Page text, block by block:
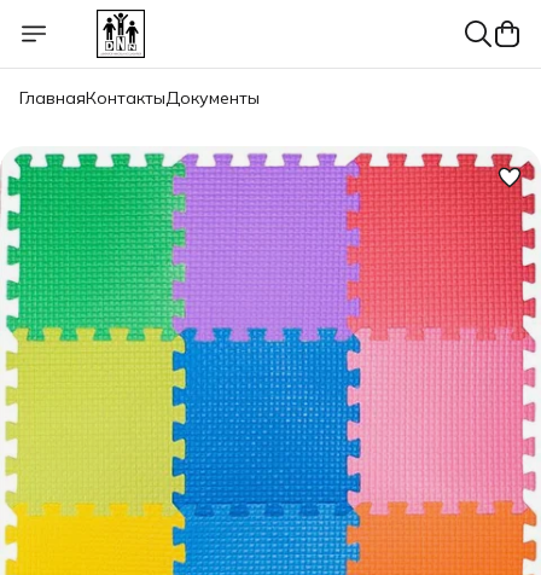
ГлавнаяКонтактыДокументы